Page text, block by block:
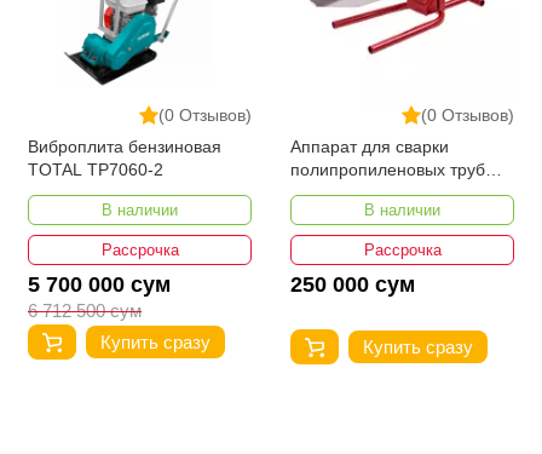
(0 Отзывов)
Виброплита бензиновая
TOTAL TP7060-2
В наличии
Рассрочка
5 700 000 сум
6 712 500 сум
Купить сразу
(0 Отзывов)
Аппарат для сварки
полипропиленовых труб
Number One EPC40/15-1
В наличии
Рассрочка
250 000 сум
Купить сразу